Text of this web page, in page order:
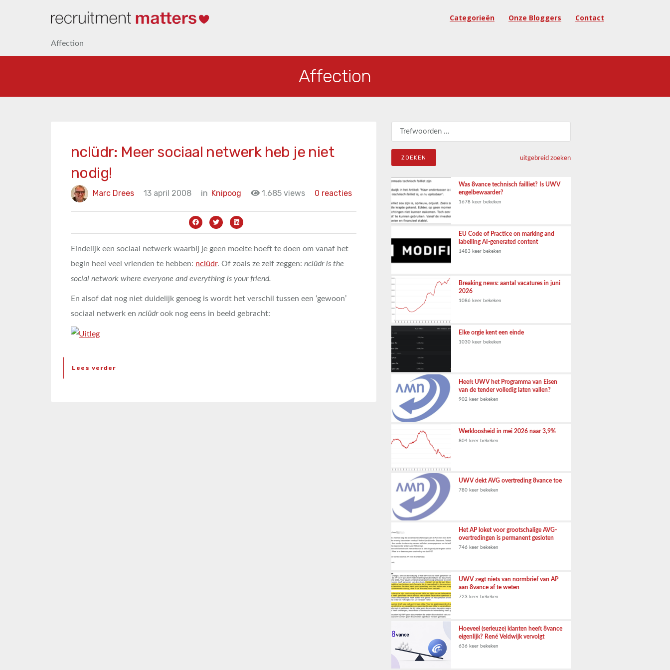
Categorieën Onze Bloggers Contact
Affection
Affection
nclüdr: Meer sociaal netwerk heb je niet
nodig!
Marc Drees 13 april 2008 in Knipoog 1.685 views 0 reacties
Eindelijk een sociaal netwerk waarbij je geen moeite hoeft te doen om vanaf het
begin heel veel vrienden te hebben: nclüdr. Of zoals ze zelf zeggen: nclüdr is the
social network where everyone and everything is your friend.
En alsof dat nog niet duidelijk genoeg is wordt het verschil tussen een ‘gewoon’
sociaal netwerk en nclüdrook nog eens in beeld gebracht:
Lees verder
Zoeken naar:
uitgebreid zoeken
Was 8vance technisch failliet? Is UWV
engelbewaarder?
1678 keer bekeken
EU Code of Practice on marking and
labelling AI-generated content
1483 keer bekeken
Breaking news: aantal vacatures in juni
2026
1086 keer bekeken
Elke orgie kent een einde
1030 keer bekeken
Heeft UWV het Programma van Eisen
van de tender volledig laten vallen?
902 keer bekeken
Werkloosheid in mei 2026 naar 3,9%
804 keer bekeken
UWV dekt AVG overtreding 8vance toe
780 keer bekeken
Het AP loket voor grootschalige AVG-
overtredingen is permanent gesloten
746 keer bekeken
UWV zegt niets van normbrief van AP
aan 8vance af te weten
723 keer bekeken
Hoeveel (serieuze) klanten heeft 8vance
eigenlijk? René Veldwijk vervolgt
636 keer bekeken